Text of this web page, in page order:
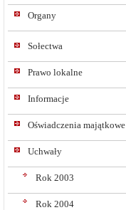
Organy
Sołectwa
Prawo lokalne
Informacje
Oświadczenia majątkowe
Uchwały
Rok 2003
Rok 2004